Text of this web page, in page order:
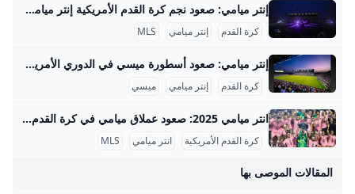
إنتر ميامي: صعود نجم كرة القدم الأمريكية إنتر ميامي هو نادي كرة قدم حديث النشأة تأسس عام 2018، وهو يمثل مدينة ميامي الأمريكية في دوري كرة القدم الأمريكي Major League Soccer (MLS). الفريق ينتمي إلى فئة الأندية الطموحة التي تسعى لإحداث تأثير كبير على مستوى كرة القدم في الولايات المتحدة والدوري الأمريكي على الخصوص. يمتلك النادي تاريخًا حافلًا رغم حداثة تأسيسه، مع انضمام نجوم عالميين مثل ليونيل ميسي في 2023، مما رفع من قيمة النادي وشهرته بشكل كبير.
كرة القدم إنتر ميامي MLS
إنتر ميامي: صعود أسطورة ميسي في الدوري الأمريكي تأسيس وإنطلاقة إنتر ميامي تأسس نادي إنتر ميامي في 2018 بأيدي النجم الإنجليزي ديفيد بيكهام وشركائه، وكان الهدف من إنشائه أن يكون فريق كرة قدم يعكس التنوع الثقافي لميامي، المدينة التي تمزج بين ثقافات أمريكا اللاتينية وأمريكا الشمالية. بدأ الفريق مشاركاته الرسمية في دوري MLS في عام 2020، في موسم كان استثنائياً بسبب جائحة كوفيد-19، التي تسببت في تأجيل وإنهاء بعض المباريات مبكراً. بالرغم من البداية الصعبة التي صاحبتها إصابات وتغيرات في قائمة اللاعبين، تمكن الفريق من حجز مكان له وسط فرق الدوري المحلية بسرعة، مما أثار فضول الجماهير بشكل متزايد.
كرة القدم إنتر ميامي ميسي
انتر ميامي 2025: صعود عملاق ميامي في كرة القدم الأمريكية انتر ميامي هو نادٍ رياضي حديث بدأ مشواره في الدوري الأمريكي للمحترفين (MLS) في موسم 2020، وقد تم تأسيسه في عام 2018 بمدينة ميامي بولاية فلوريدا. يمتلك النادي هوية متميزة تجمع بين الطابع اللاتيني الغني في ميامي وتأثيرات كرة القدم الأوروبية، وهو جزء من مشروع أكبر لتطوير كرة القدم في الجنوب الشرقي للولايات المتحدة. في مرحلته التأسيسية، استثمر فيه مجموعة من رجال الأعمال بقيادة ديفيد بيكهام، الذي يعد من أشهر نجوم كرة القدم العالميين السابقين، وهذا الأمر أعطى النادي زخماً إعلامياً كبيراً حتى قبل لعب أول مباراة له.
كرة القدم الأمريكية انتر ميامي MLS
المقالات الموصى بها